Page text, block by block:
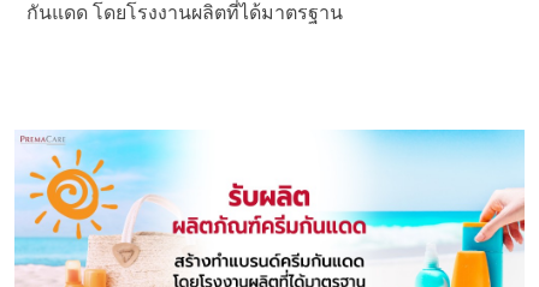
กันแดด โดยโรงงานผลิตที่ได้มาตรฐาน